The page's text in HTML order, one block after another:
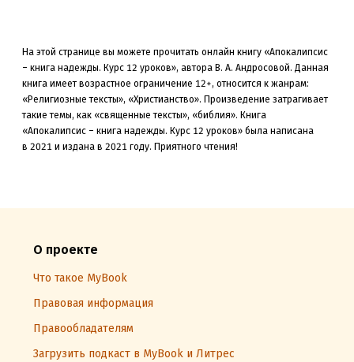
На этой странице вы можете прочитать онлайн книгу «Апокалипсис
– книга надежды. Курс 12 уроков», автора В. А. Андросовой. Данная
книга имеет возрастное ограничение 12+, относится к жанрам:
«Религиозные тексты», «Христианство». Произведение затрагивает
такие темы, как «священные тексты», «библия». Книга
«Апокалипсис – книга надежды. Курс 12 уроков» была написана
в 2021 и издана в 2021 году. Приятного чтения!
О проекте
Что такое MyBook
Правовая информация
Правообладателям
Загрузить подкаст в MyBook и Литрес